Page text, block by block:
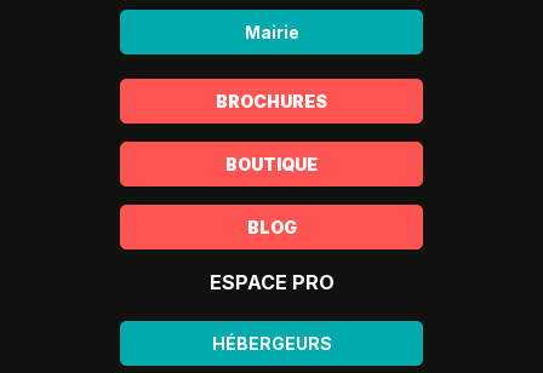
Mairie
BROCHURES
BOUTIQUE
BLOG
ESPACE PRO
HÉBERGEURS